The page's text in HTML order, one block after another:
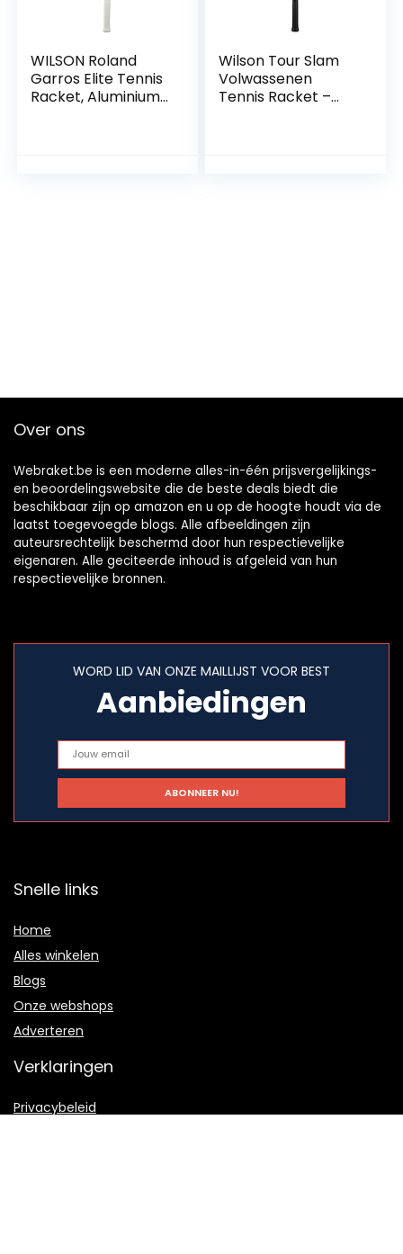
WILSON Roland
Garros Elite Tennis
Racket, Aluminium,
Wilson Tour Slam
Volwassenen
Tennis Racket –
Over ons
Webraket.be is een moderne alles-in-één prijsvergelijkings-
en beoordelingswebsite die de beste deals biedt die
beschikbaar zijn op amazon en u op de hoogte houdt via de
laatst toegevoegde blogs. Alle afbeeldingen zijn
auteursrechtelijk beschermd door hun respectievelijke
eigenaren. Alle geciteerde inhoud is afgeleid van hun
respectievelijke bronnen.
WORD LID VAN ONZE MAILLIJST VOOR BEST
Aanbiedingen
Snelle links
Home
Alles winkelen
Blogs
Onze webshops
Adverteren
Verklaringen
Privacybeleid